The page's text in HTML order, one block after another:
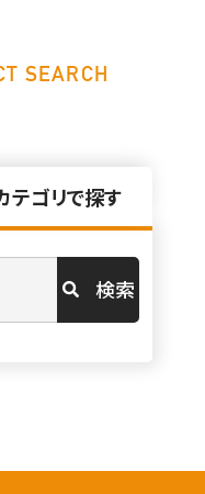
SEARCH
テゴリで探す
検索